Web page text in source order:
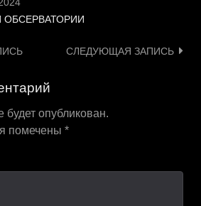
ОБСЕРВАТОРИИ
СЛЕДУЮЩАЯ ЗАПИСЬ
опубликован.
помечены *